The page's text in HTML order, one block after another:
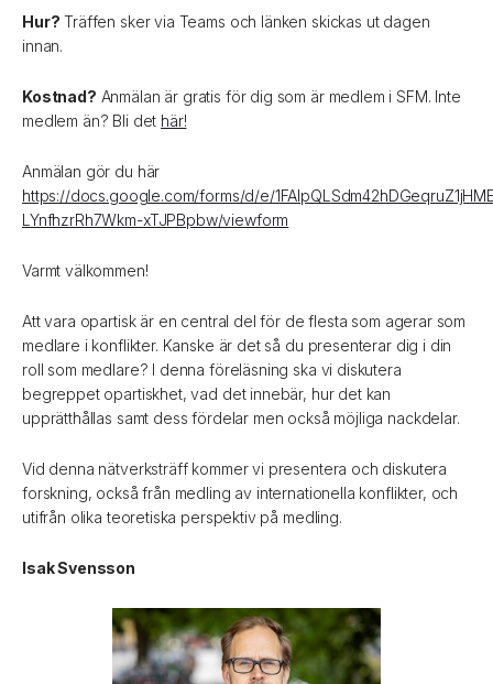
Hur? Träffen sker via Teams och länken skickas ut dagen
innan.
Kostnad? Anmälan är gratis för dig som är medlem i SFM. Inte
medlem än? Bli det här!
Anmälan gör du här
https://docs.google.com/forms/d/e/
LYnfhzrRh7Wkm-xTJPBpbw/viewform
Varmt välkommen!
Att vara opartisk är en central del för de flesta som agerar som
medlare i konflikter. Kanske är det så du presenterar dig i din
roll som medlare? I denna föreläsning ska vi diskutera
begreppet opartiskhet, vad det innebär, hur det kan
upprätthållas samt dess fördelar men också möjliga nackdelar.
Vid denna nätverksträff kommer vi presentera och diskutera
forskning, också från medling av internationella konflikter, och
utifrån olika teoretiska perspektiv på medling.
Isak Svensson